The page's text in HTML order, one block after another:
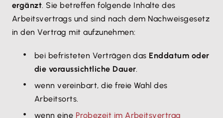
ergänzt. Sie betreffen folgende Inhalte des
Arbeitsvertrags und sind nach dem Nachweisgesetz
in den Vertrag mit aufzunehmen:
bei befristeten Verträgen das Enddatum oder
die voraussichtliche Dauer.
wenn vereinbart, die freie Wahl des
Arbeitsorts.
wenn eine Probezeit im Arbeitsvertrag